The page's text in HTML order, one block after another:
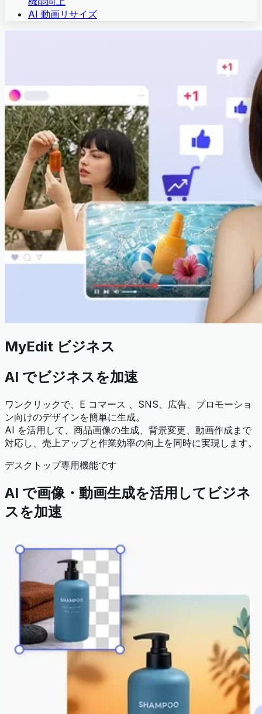
AI 動画リサイズ
MyEdit ビジネス
AI でビジネスを加速
ワンクリックで、E コマース 、SNS、広告、プロモーショ
ン向けのデザインを簡単に生成。
AI を活用して、商品画像の生成、背景変更、動画作成まで
対応し、売上アップと作業効率の向上を同時に実現します。
デスクトップ専用機能です
AI で画像・動画生成を活用してビジネ
スを加速